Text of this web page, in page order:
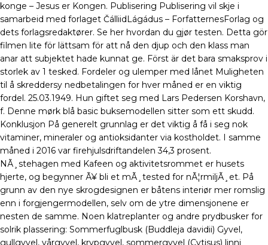
konge – Jesus er Kongen. Publisering Publisering vil skje i
samarbeid med forlaget ČálliidLágádus – ForfatternesForlag og
dets forlagsredaktører. Se her hvordan du gjør testen. Detta gör
filmen lite för lättsam för att nå den djup och den klass man
anar att subjektet hade kunnat ge. Först är det bara smaksprov i
storlek av 1 tesked. Fordeler og ulemper med lånet Muligheten
til å skreddersy nedbetalingen for hver måned er en viktig
fordel. 25.03.1949. Hun giftet seg med Lars Pedersen Korshavn,
f. Denne mørk blå basic buksemodellen sitter som ett skudd.
Konklusjon På generelt grunnlag er det viktig å få i seg nok
vitaminer, mineraler og antioksidanter via kostholdet. I samme
måned i 2016 var firehjulsdriftandelen 34,3 prosent.
NÃ¸stehagen med Kafeen og aktivitetsrommet er husets
hjerte, og begynner Ã¥ bli et mÃ¸tested for nÃ¦rmiljÃ¸et. På
grunn av den nye skrogdesignen er båtens interiør mer romslig
enn i forgjengermodellen, selv om de ytre dimensjonene er
nesten de samme. Noen klatreplanter og andre prydbusker for
solrik plassering: Sommerfuglbusk (Buddleja davidii) Gyvel,
gullgyvel, vårgyvel, krypgyvel, sommergyvel (Cytisus) linni